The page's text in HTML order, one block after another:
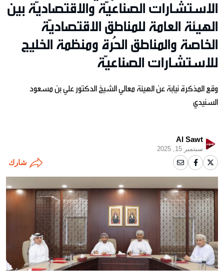
الاستشارات الصناعيّة والاقتصاديّة بين
الهيئة العامة للمناطق الاقتصاديّة
الخاصة والمناطق الحُرة ومنظمة الخليج
للاستشارات الصناعيّة
وقع المذكرة نيابة عن الهيئة معالي الشيخ الدكتور علي بن مسعود
السنيدي
Al Sawt
سبتمبر 15, 2025
شارك